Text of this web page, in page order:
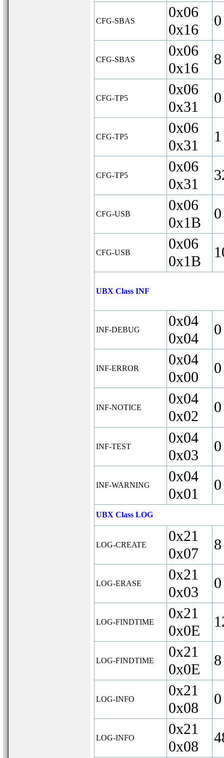
CFG-SBAS
0x06
0x16
0
CFG-SBAS
0x06
0x16
8
CFG-TP5
0x06
0x31
0
CFG-TP5
0x06
0x31
1
CFG-TP5
0x06
0x31
CFG-USB
0x06
0x1B
0
CFG-USB
0x06
0x1B
UBX Class INF
INF-DEBUG
0x04
0x04
INF-ERROR
0x04
0x00
INF-NOTICE
0x04
0x02
INF-TEST
0x04
0x03
INF-WARNING
0x04
0x01
UBX Class LOG
LOG-CREATE
0x21
0x07
8
LOG-ERASE
0x21
0x03
0
LOG-FINDTIME
0x21
0x0E
LOG-FINDTIME
0x21
0x0E
8
LOG-INFO
0x21
0x08
0
LOG-INFO
0x21
0x08